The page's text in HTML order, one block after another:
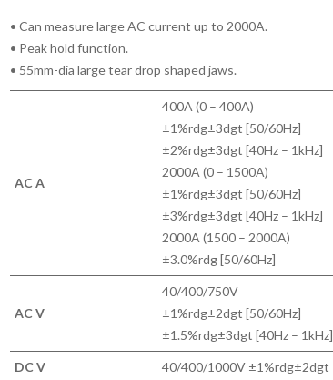
• Can measure large AC current up to 2000A.
• Peak hold function.
• 55mm-dia large tear drop shaped jaws.
AC A
400A (0 – 400A)
±1%rdg±3dgt [50/60Hz]
±2%rdg±3dgt [40Hz – 1kHz]
2000A (0 – 1500A)
±1%rdg±3dgt [50/60Hz]
±3%rdg±3dgt [40Hz – 1kHz]
2000A (1500 – 2000A)
±3.0%rdg [50/60Hz]
AC V
40/400/750V
±1%rdg±2dgt [50/60Hz]
±1.5%rdg±3dgt [40Hz – 1kHz]
DC V 40/400/1000V ±1%rdg±2dgt